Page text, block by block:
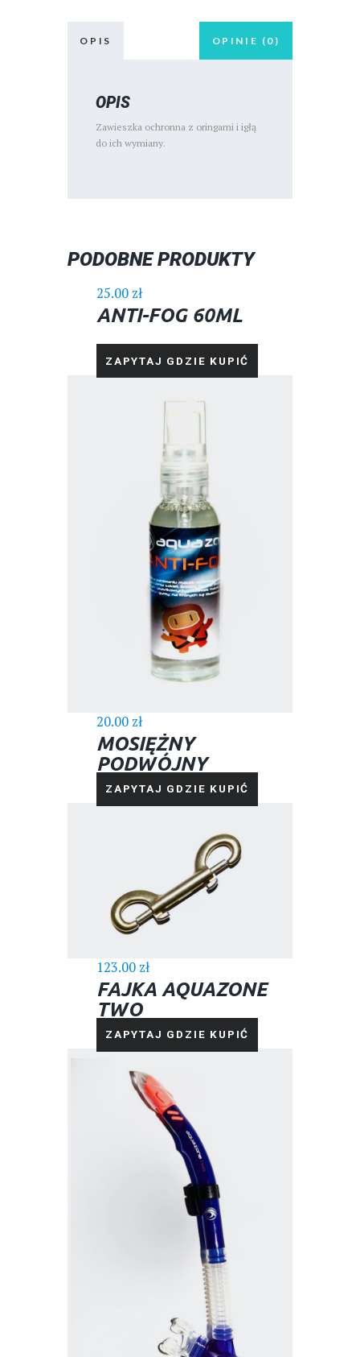
OPIS OPINIE (0)
OPIS
Zawieszka ochronna z oringami i igłą
do ich wymiany.
PODOBNE PRODUKTY
ANTI-FOG 60ML
25.00 zł
ZAPYTAJ GDZIE KUPIĆ
MOSIĘŻNY
PODWÓJNY
KARABIŃCZYK
20.00 zł
ZAPYTAJ GDZIE KUPIĆ
FAJKA AQUAZONE
TWO
123.00 zł
ZAPYTAJ GDZIE KUPIĆ